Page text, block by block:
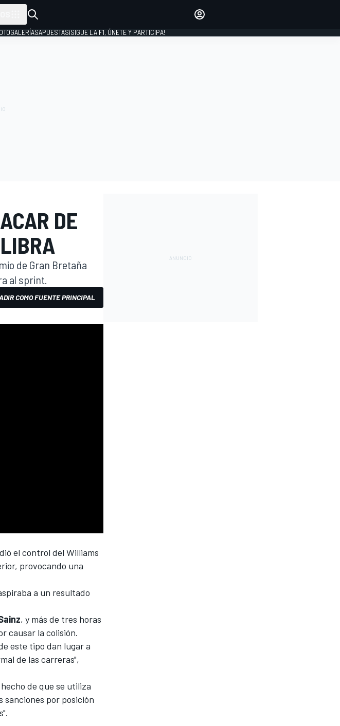
APUESTAS¡SIGUE LA F1, ÚNETE Y PARTICIPA!
DE
de Gran Bretaña
al sprint.
COMO FUENTE PRINCIPAL
el control del Williams
provocando una
a un resultado
, y más de tres horas
causar la colisión.
este tipo dan lugar a
de las carreras",
de que se utiliza
sanciones por posición